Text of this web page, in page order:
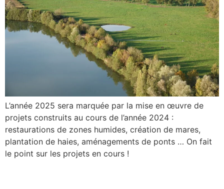
L’année 2025 sera marquée par la mise en œuvre de
projets construits au cours de l’année 2024 :
restaurations de zones humides, création de mares,
plantation de haies, aménagements de ponts … On fait
le point sur les projets en cours !